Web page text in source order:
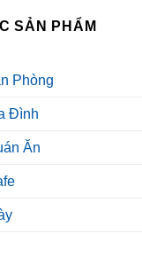
SẢN PHẨM
Phòng
Đình
Ăn